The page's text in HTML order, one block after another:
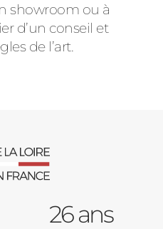
showroom ou à
d’un conseil et
de l’art.
26 ans